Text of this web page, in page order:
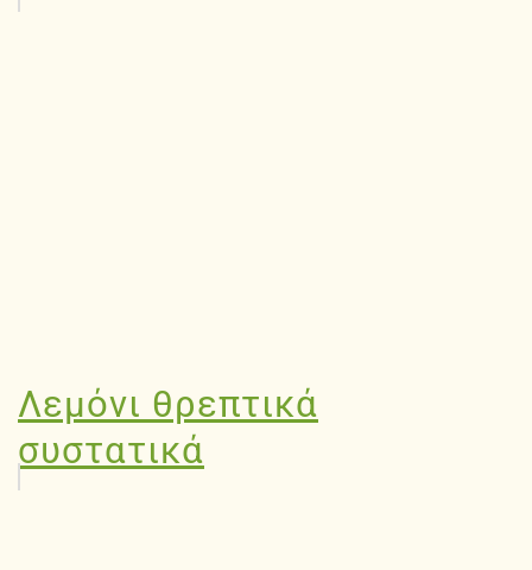
Λεμόνι θρεπτικά
συστατικά